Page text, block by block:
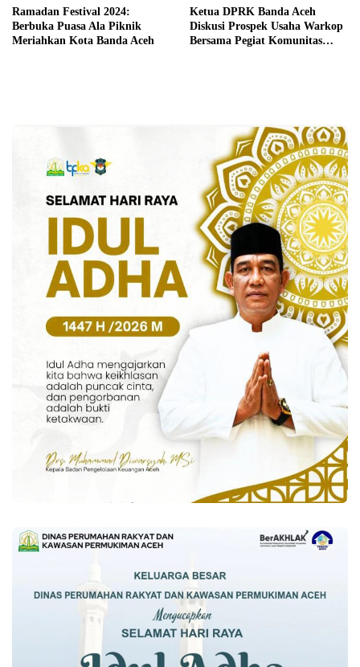
Ramadan Festival 2024:
Berbuka Puasa Ala Piknik
Meriahkan Kota Banda Aceh
Ketua DPRK Banda Aceh
Diskusi Prospek Usaha Warkop
Bersama Pegiat Komunitas